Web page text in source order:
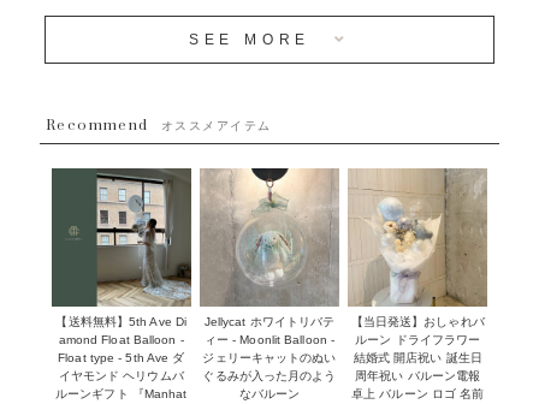
~３０００円
~５５００円
１１０００円以上
NEW YORK MIND - ニューヨークスタイルバルーン
※コンフェッティバルーン -プリント内容-
ハワイウェディングサービス
企業・法人様
ウェディングコンフェッティバルーン特集
実店舗について -大阪 堀江店・名古屋 星ヶ丘店・滋賀 配送
センター店・沖縄 嘉手納基地店-
プリントサービス
前撮り写真バルーン特集
SEE MORE
Recommend オススメアイテム
【送料無料】5th Ave Di
amond Float Balloon -
Float type - 5th Ave ダ
イヤモンド ヘリウムバ
ルーンギフト 『Manhat
Jellycat ホワイトリバテ
ィー - Moonlit Balloon -
ジェリーキャットのぬい
ぐるみが入った月のよう
なバルーン
【当日発送】おしゃれバ
ルーン ドライフラワー
結婚式 開店祝い 誕生日
周年祝い バルーン電報
卓上 バルーン ロゴ 名前